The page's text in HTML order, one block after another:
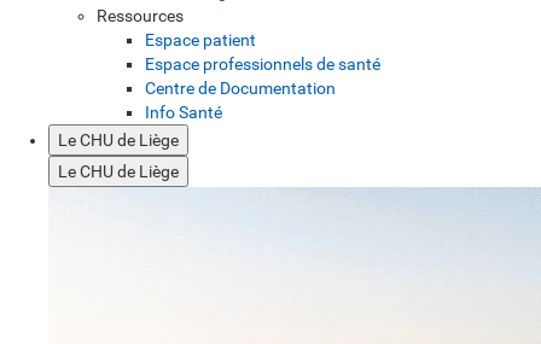
Ressources
Espace patient
Espace professionnels de santé
Centre de Documentation
Info Santé
Le CHU de Liège
Le CHU de Liège